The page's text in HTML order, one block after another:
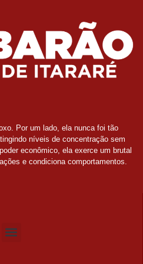
Por um lado, ela nunca foi tão
níveis de concentração sem
econômico, ela exerce um brutal
e condiciona comportamentos.